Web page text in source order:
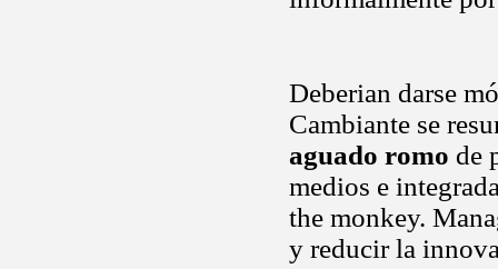
Deberian darse
Cambiante se
aguado romo de
medios e
the monkey.
y reducir la